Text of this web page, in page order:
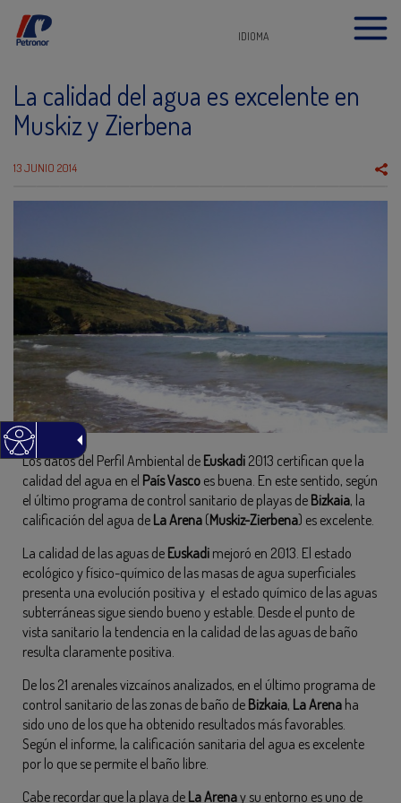
IDIOMA
La calidad del agua es excelente en
Muskiz y Zierbena
13 JUNIO 2014
Los datos del Perfil Ambiental de Euskadi 2013 certifican que la
calidad del agua en el País Vasco es buena. En este sentido, según
el último programa de control sanitario de playas de Bizkaia, la
calificación del agua de La Arena (Muskiz-Zierbena) es excelente.
La calidad de las aguas de Euskadi mejoró en 2013. El estado
ecológico y físico-químico de las masas de agua superficiales
presenta una evolución positiva y el estado químico de las aguas
subterráneas sigue siendo bueno y estable. Desde el punto de
vista sanitario la tendencia en la calidad de las aguas de baño
resulta claramente positiva.
De los 21 arenales vizcaínos analizados, en el último programa de
control sanitario de las zonas de baño de Bizkaia, La Arena ha
sido uno de los que ha obtenido resultados más favorables.
Según el informe, la calificación sanitaria del agua es excelente
por lo que se permite el baño libre.
Cabe recordar que la playa de La Arenay su entorno es uno de